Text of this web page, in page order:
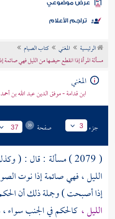
الكتب
موضوعي
تراجم الأعلام
الرئيسية المغني
كتاب الصيام
مسألة المرأة إذا انقطع حيضها من الليل فهي
المغني
ابن قدامة - موفق الدين عبد الله بن
جزء 3 صفحة 37
( 2079 ) مسألة : قال : (
الليل ، فهي صائمة إذا نوت
إذا أصبحت ) وجملة ذلك أن
الليل ، كالحكم في الجنب سواء